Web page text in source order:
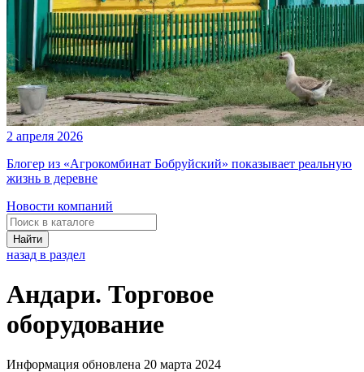
2 апреля 2026
Блогер из «Агрокомбинат Бобруйский» показывает реальную
жизнь в деревне
Новости компаний
Найти
назад в раздел
Андари. Торговое
оборудование
Информация обновлена 20 марта 2024